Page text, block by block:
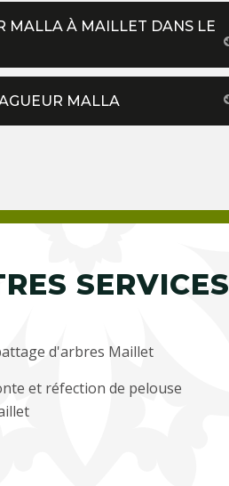
MALLA À MAILLET DANS LE
MALLA
SERVICES
d'arbres Maillet
et réfection de pelouse